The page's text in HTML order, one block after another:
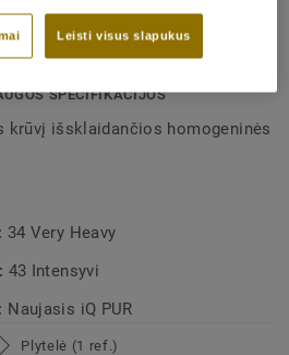
SPECIFIKACIJOS
krūvį išsklaidančios homogeninės
34 Very Heavy
43 Intensyvi
Naujasis iQ PUR
Plytelė (1 ref.)
Leisti visus slapukus